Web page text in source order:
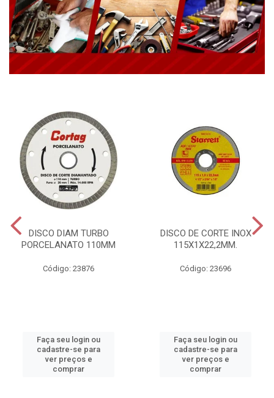
DISCO DIAM TURBO
PORCELANATO 110MM
Código: 23876
Faça seu login ou
cadastre-se para
ver preços e
comprar
DISCO DE CORTE INOX
115X1X22,2MM.
Código: 23696
Faça seu login ou
cadastre-se para
ver preços e
comprar